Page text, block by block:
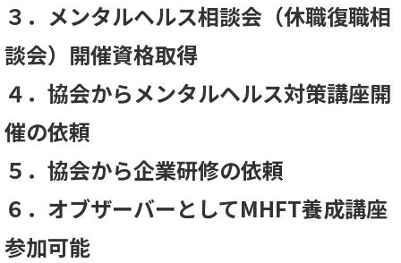
３．メンタルヘルス相談会（休職復職相
談会）開催資格取得
４．協会からメンタルヘルス対策講座開
催の依頼
５．協会から企業研修の依頼
６．オブザーバーとしてMHFT養成講座
参加可能